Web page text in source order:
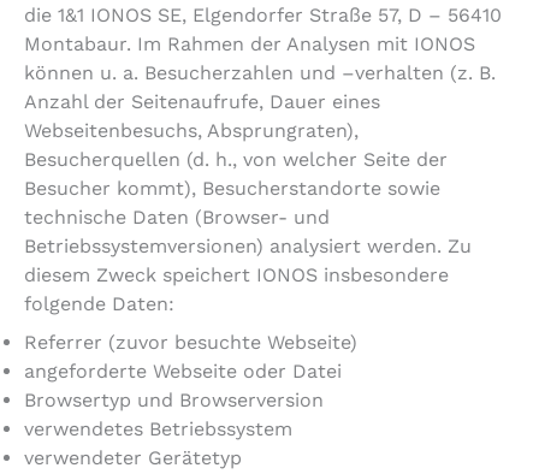
die 1&1 IONOS SE, Elgendorfer Straße 57, D – 56410
Montabaur. Im Rahmen der Analysen mit IONOS
können u. a. Besucherzahlen und –verhalten (z. B.
Anzahl der Seitenaufrufe, Dauer eines
Webseitenbesuchs, Absprungraten),
Besucherquellen (d. h., von welcher Seite der
Besucher kommt), Besucherstandorte sowie
technische Daten (Browser- und
Betriebssystemversionen) analysiert werden. Zu
diesem Zweck speichert IONOS insbesondere
folgende Daten:
Referrer (zuvor besuchte Webseite)
angeforderte Webseite oder Datei
Browsertyp und Browserversion
verwendetes Betriebssystem
verwendeter Gerätetyp